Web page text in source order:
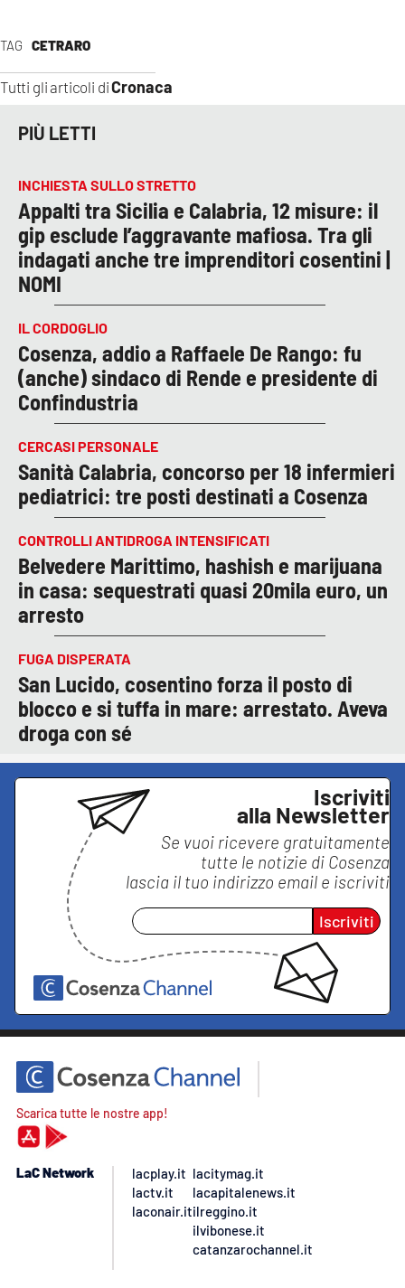
TAG CETRARO
Tutti gli articoli diCronaca
PIÙ LETTI
INCHIESTA SULLO STRETTO
Appalti tra Sicilia e Calabria, 12 misure: il
gip esclude l’aggravante mafiosa. Tra gli
indagati anche tre imprenditori cosentini |
NOMI
IL CORDOGLIO
Cosenza, addio a Raffaele De Rango: fu
(anche) sindaco di Rende e presidente di
Confindustria
CERCASI PERSONALE
Sanità Calabria, concorso per 18 infermieri
pediatrici: tre posti destinati a Cosenza
CONTROLLI ANTIDROGA INTENSIFICATI
Belvedere Marittimo, hashish e marijuana
in casa: sequestrati quasi 20mila euro, un
arresto
FUGA DISPERATA
San Lucido, cosentino forza il posto di
blocco e si tuffa in mare: arrestato. Aveva
droga con sé
Iscriviti
alla Newsletter
Se vuoi ricevere gratuitamente
tutte le notizie di Cosenza
lascia il tuo indirizzo email e iscriviti
Iscriviti
Scarica tutte le nostre app!
LaC Network
lacplay.it
lactv.it
laconair.it
lacitymag.it
lacapitalenews.it
ilreggino.it
ilvibonese.it
catanzarochannel.it